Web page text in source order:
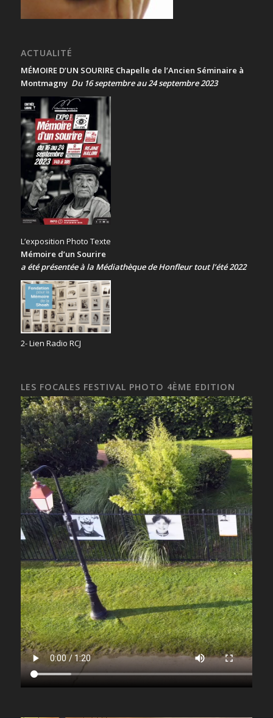
ACTUALITÉ
MÉMOIRE D’UN SOURIRE Chapelle de l’Ancien Séminaire à
Montmagny Du 16 septembre au 24 septembre 2023
L’exposition Photo Texte
Mémoire d’un Sourire
a été présentéeà la Médiathèque de Honfleur tout l’été 2022
2- Lien Radio RCJ
LES FOCALES FESTIVAL PHOTO 4ÈME EDITION